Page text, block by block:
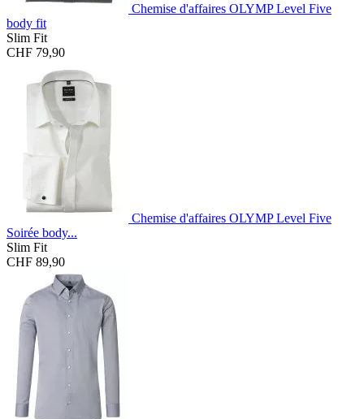
Chemise d'affaires OLYMP Level Five
body fit
Slim Fit
CHF 79,90
Chemise d'affaires OLYMP Level Five
Soirée body...
Slim Fit
CHF 89,90